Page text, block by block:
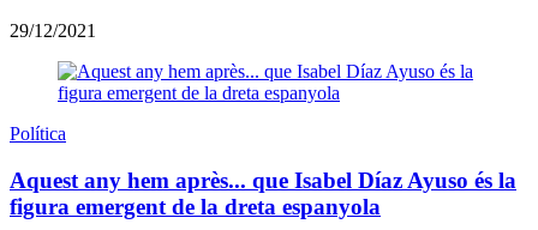
29/12/2021
Política
Aquest any hem après... que Isabel Díaz Ayuso és la
figura emergent de la dreta espanyola